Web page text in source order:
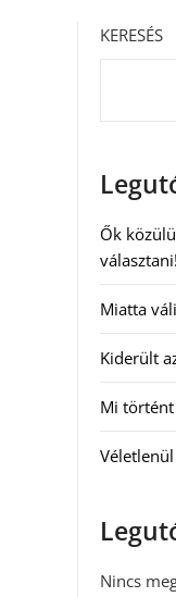
KERESÉS
Ők
választani!
Miatta
Kiderült
Mi
Nincs